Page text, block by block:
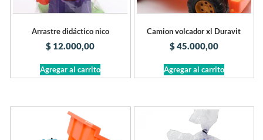
Arrastre didáctico nico
$ 12.000,00
Agregar al carrito
Camion volcador xl Duravit
$45.000,00
Agregar al carrito